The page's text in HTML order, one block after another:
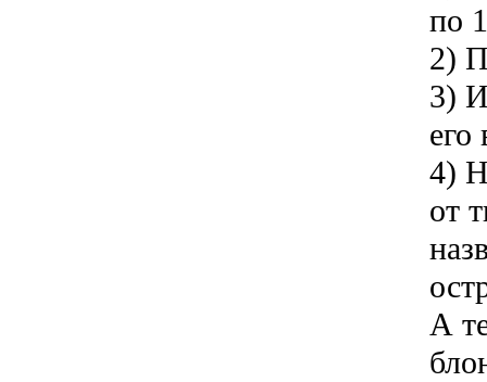
по
2)
3)
его
4)
от
А